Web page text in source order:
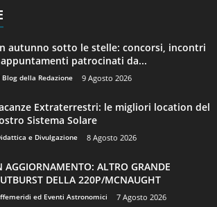
autunno sotto le stelle: concorsi, incontri
patrocinati da...
Blog della Redazione 9 Agosto 2026
Extraterrestri: le migliori location del
Sistema Solare
e Divulgazione 8 Agosto 2026
AGGIORNAMENTO: ALTRO GRANDE
DELLA 220P/MCNAUGHT
ed Eventi Astronomici 7 Agosto 2026